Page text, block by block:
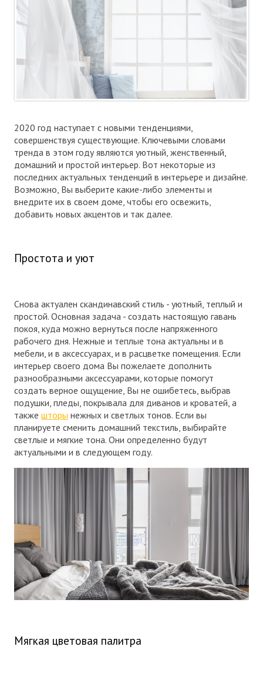
2020 год наступает с новыми тенденциями,
совершенствуя существующие. Ключевыми словами
тренда в этом году являются уютный, женственный,
домашний и простой интерьер. Вот некоторые из
последних актуальных тенденций в интерьере и дизайне.
Возможно, Вы выберите какие-либо элементы и
внедрите их в своем доме, чтобы его освежить,
добавить новых акцентов и так далее.
Простота и уют
Снова актуален скандинавский стиль - уютный, теплый и
простой. Основная задача - создать настоящую гавань
покоя, куда можно вернуться после напряженного
рабочего дня. Нежные и теплые тона актуальны и в
мебели, и в аксессуарах, и в расцветке помещения. Если
интерьер своего дома Вы пожелаете дополнить
разнообразными аксессуарами, которые помогут
создать верное ощущение, Вы не ошибетесь, выбрав
подушки, пледы, покрывала для диванов и кроватей, а
такжешторы нежных и светлых тонов. Если вы
планируете сменить домашний текстиль, выбирайте
светлые и мягкие тона. Они определенно будут
актуальными и в следующем году.
Мягкая цветовая палитра